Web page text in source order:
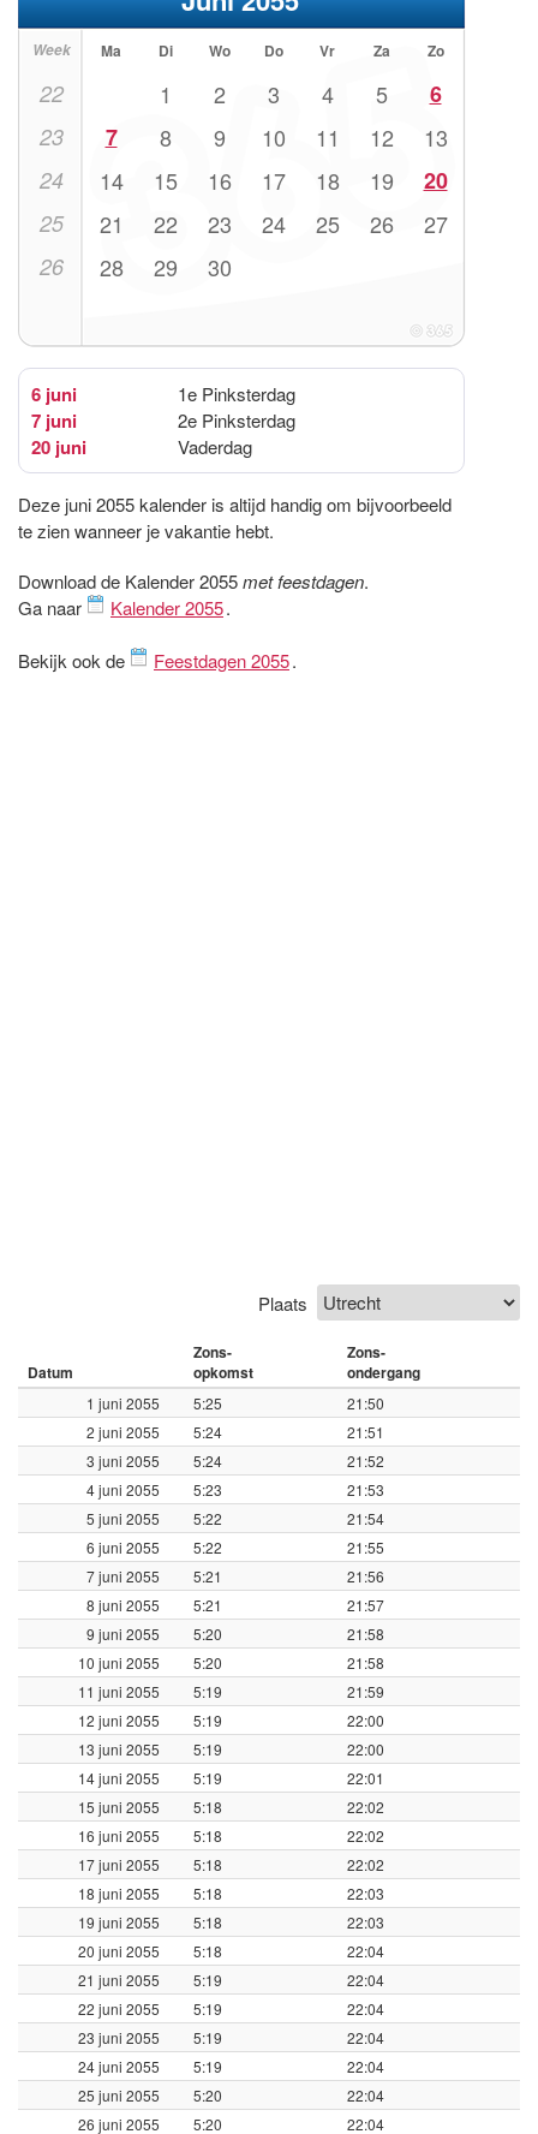
Week Ma Di Wo Do Vr Za Zo
22 1 2 3 4 5 6
23 7 8 9 10 11 12 13
24 14 15 16 17 18 19 20
25 21 22 23 24 25 26 27
26 28 29 30
6 juni 1e Pinksterdag
7 juni 2e Pinksterdag
20 juni Vaderdag
Deze juni 2055 kalender is altijd handig om bijvoorbeeld
te zien wanneer je vakantie hebt.
Download de Kalender 2055met feestdagen.
Ga naar
Kalender 2055.
Bekijk ook de Feestdagen 2055.
Plaats
Datum
Zons-
opkomst
Zons-
ondergang
1 juni 2055 5:25
21:50
2 juni 2055
5:24
21:51
3 juni 2055
5:24
21:52
4 juni 2055
5:23
21:53
5 juni 2055
5:22
21:54
6 juni 2055
5:22
21:55
7 juni 2055
5:21
21:56
8 juni 2055
5:21
21:57
9 juni 2055
5:20
21:58
10 juni 2055
5:20
21:58
11 juni 2055
5:19
21:59
12 juni 2055
5:19
22:00
13 juni 2055
5:19
22:00
14 juni 2055
5:19
22:01
15 juni 2055
5:18
22:02
16 juni 2055
5:18
22:02
17 juni 2055
5:18
22:02
18 juni 2055
5:18
22:03
19 juni 2055
5:18
22:03
20 juni 2055
5:18
22:04
21 juni 2055
5:19
22:04
22 juni 2055
5:19
22:04
23 juni 2055
5:19
22:04
24 juni 2055
5:19
22:04
25 juni 2055
5:20
22:04
26 juni 2055
5:20 22:04